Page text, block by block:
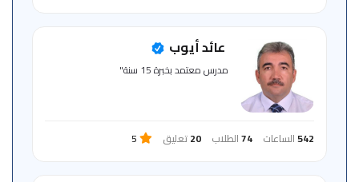
عائد أيوب
مدرس معتمد بخبرة 15 سنة"
542الساعات 74الطلاب 20تعليق 5